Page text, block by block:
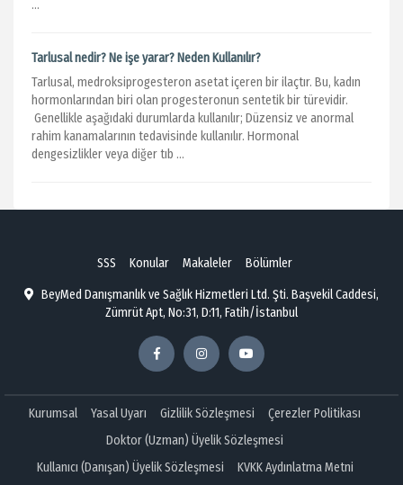
...
Tarlusal nedir? Ne işe yarar? Neden Kullanılır?
Tarlusal, medroksiprogesteron asetat içeren bir ilaçtır. Bu, kadın
hormonlarından biri olan progesteronun sentetik bir türevidir.
Genellikle aşağıdaki durumlarda kullanılır; Düzensiz ve anormal
rahim kanamalarının tedavisinde kullanılır. Hormonal
dengesizlikler veya diğer tıb ...
SSS Konular Makaleler Bölümler
BeyMed Danışmanlık ve Sağlık Hizmetleri Ltd. Şti. Başvekil Caddesi,
Zümrüt Apt, No:31, D:11, Fatih/İstanbul
Kurumsal Yasal Uyarı Gizlilik Sözleşmesi
Çerezler Politikası
Doktor (Uzman) Üyelik Sözleşmesi
Kullanıcı (Danışan) Üyelik Sözleşmesi
KVKK Aydınlatma Metni